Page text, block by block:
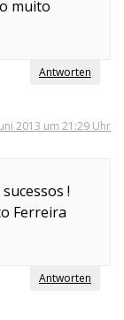
muito
Antworten
2013 um 21:29 Uhr
!
Ferreira
Antworten